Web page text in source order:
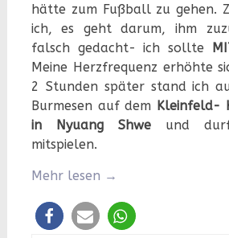
hätte zum Fußball zu gehen.
ich, es geht darum, ihm
falsch gedacht- ich sollte
Meine Herzfrequenz erhöhte
2 Stunden später stand ich
Burmesen auf dem Kleinfeld-
in Nyuang Shweund
mitspielen.
Mehr lesen →